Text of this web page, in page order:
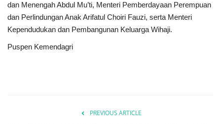
dan Menengah Abdul Mu’ti, Menteri Pemberdayaan Perempuan
dan Perlindungan Anak Arifatul Choiri Fauzi, serta Menteri
Kependudukan dan Pembangunan Keluarga Wihaji.
Puspen Kemendagri
PREVIOUS ARTICLE